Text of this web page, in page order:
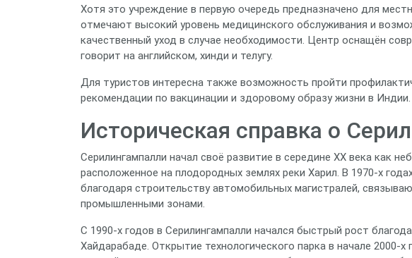
Хотя это учреждение в первую очередь предназначено для
отмечают высокий уровень медицинского обслуживания и
качественный уход в случае необходимости. Центр оснащён
говорит на английском, хинди и телугу.
Для туристов интересна также возможность пройти
рекомендации по вакцинации и здоровому образу жизни в Индии.
Историческая справка о
Серилингампалли начал своё развитие в середине XX века как
расположенное на плодородных землях реки Харил. В 1970‑х
благодаря строительству автомобильных магистралей,
промышленными зонами.
С 1990‑х годов в Серилингампалли начался быстрый рост
Хайдарабаде. Открытие технологического парка в начале